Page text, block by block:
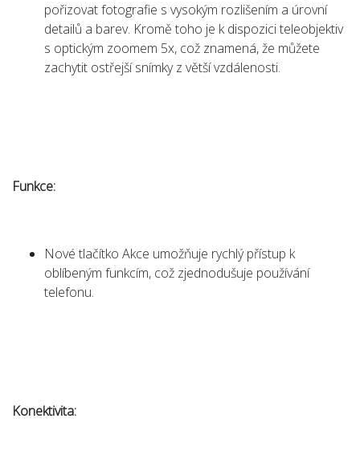
pořizovat fotografie s vysokým rozlišením a úrovní
detailů a barev. Kromě toho je k dispozici teleobjektiv
s optickým zoomem 5x, což znamená, že můžete
zachytit ostřejší snímky z větší vzdálenosti.
Funkce:
Nové tlačítko Akce umožňuje rychlý přístup k
oblíbeným funkcím, což zjednodušuje používání
telefonu.
Konektivita: